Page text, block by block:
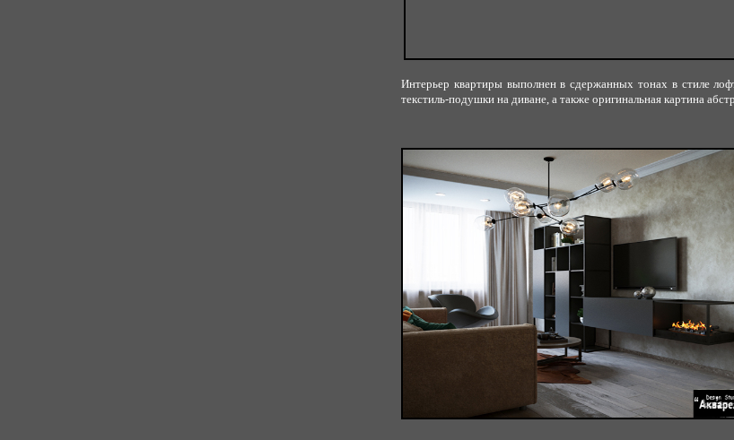
Интерьер квартиры выполнен в сдержанных тонах в стиле
текстиль-подушки на диване, а также оригинальная картина